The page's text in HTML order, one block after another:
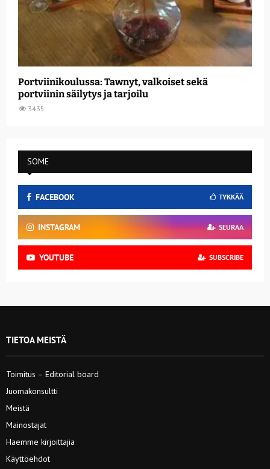
Portviinikoulussa: Tawnyt, valkoiset sekä
portviinin säilytys ja tarjoilu
3435
SOME
FACEBOOK TYKKÄÄ
INSTAGRAM SEURAA
YOUTUBE SUBSCRIBE
TIETOA MEISTÄ
Toimitus – Editorial board
Juomakonsultti
Meistä
Mainostajat
Haemme kirjoittajia
Käyttöehdot